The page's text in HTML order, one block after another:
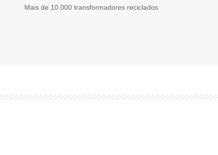
Mais de 10.000 transformadores reciclados